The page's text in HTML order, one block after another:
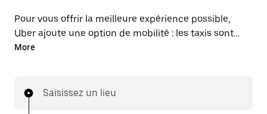
Pour vous offrir la meilleure expérience possible,
Uber ajoute une option de mobilité : les taxis sont
maintenant disponibles dans l'application. Uber Taxi :
More
Saisissez un lieu